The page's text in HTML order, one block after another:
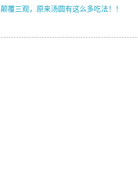
颠覆三观，原来汤圆有这么多吃法！！